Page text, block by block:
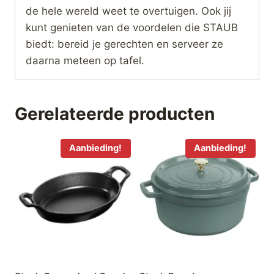
de hele wereld weet te overtuigen. Ook jij
kunt genieten van de voordelen die STAUB
biedt: bereid je gerechten en serveer ze
daarna meteen op tafel.
Gerelateerde producten
Aanbieding! Aanbieding!